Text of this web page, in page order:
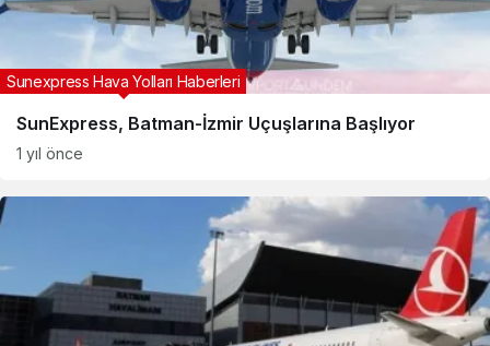
SunExpress, Batman-İzmir Uçuşlarına Başlıyor
Sunexpress Hava Yolları Haberleri
1 yıl önce